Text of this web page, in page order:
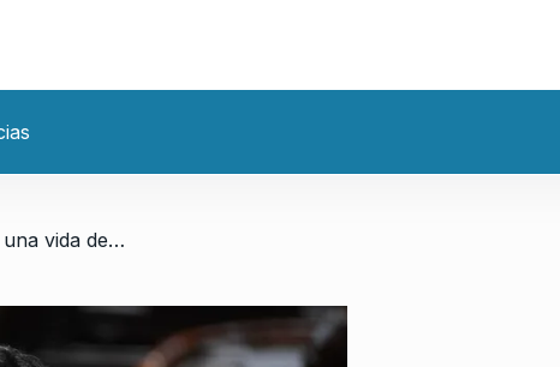
/ Penacca: «Mientras viven una vida de lujo la gente se muere de hambre»